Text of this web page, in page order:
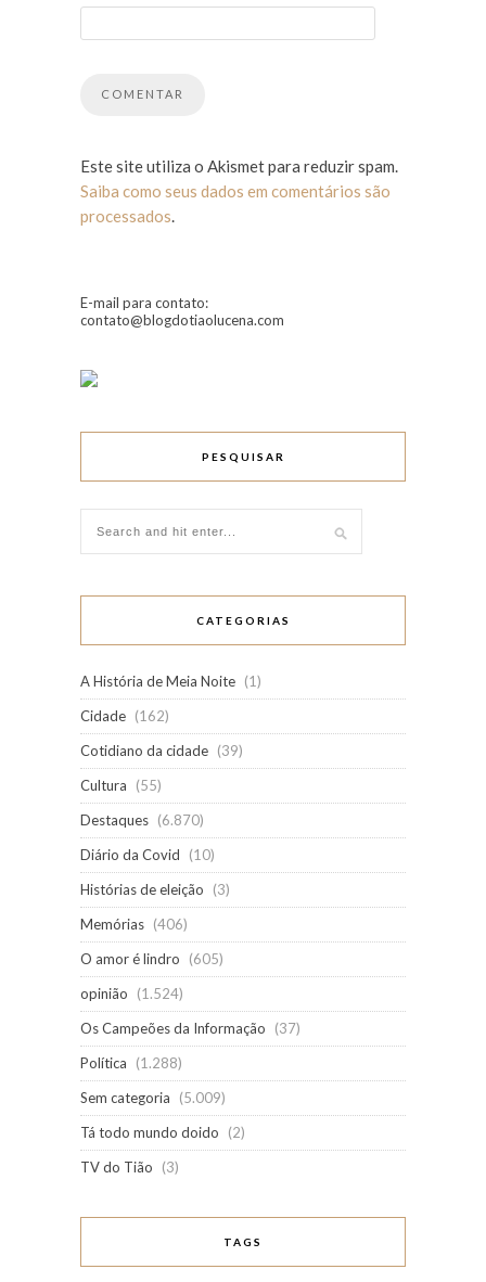
Este site utiliza o Akismet para reduzir spam.
Saiba como seus dados em comentários são
processados.
E-mail para contato:
contato@blogdotiaolucena.com
PESQUISAR
CATEGORIAS
A História de Meia Noite (1)
Cidade (162)
Cotidiano da cidade (39)
Cultura
(55)
Destaques (6.870)
Diário da Covid
(10)
Histórias de eleição
(3)
Memórias (406)
O amor é lindro
(605)
opinião
(1.524)
Os Campeões da Informação
(37)
Política
(1.288)
Sem categoria
(5.009)
Tá todo mundo doido
(2)
TV do Tião
(3)
TAGS